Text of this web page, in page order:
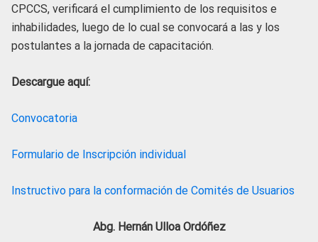
CPCCS, verificará el cumplimiento de los requisitos e
inhabilidades, luego de lo cual se convocará a las y los
postulantes a la jornada de capacitación.
Descargue aquí:
Convocatoria
Formulario de Inscripción individual
Instructivo para la conformación de Comités de Usuarios
Abg. Hernán Ulloa Ordóñez